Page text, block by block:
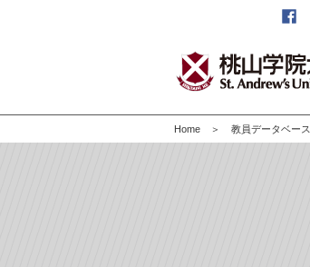
Home 教員データベース